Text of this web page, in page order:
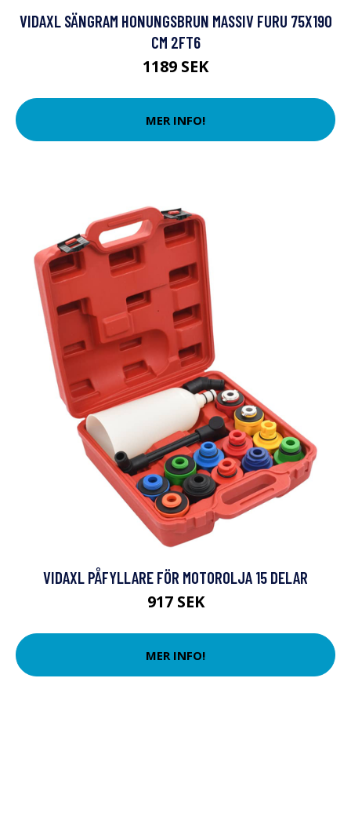
VIDAXL SÄNGRAM HONUNGSBRUN MASSIV FURU 75X190
CM 2FT6
1189 SEK
MER INFO!
VIDAXL PÅFYLLARE FÖR MOTOROLJA 15 DELAR
917 SEK
MER INFO!